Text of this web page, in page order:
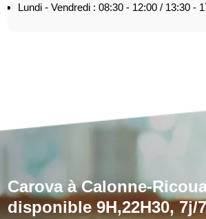
Lundi - Vendredi : 08:30 - 12:00 / 13:30 -
Carova à Calonne-
disponible 9H,22H30, 7j/